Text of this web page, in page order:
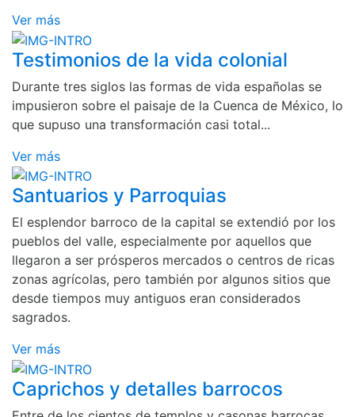
Ver más
Testimonios de la vida colonial
Durante tres siglos las formas de vida españolas se
impusieron sobre el paisaje de la Cuenca de México, lo
que supuso una transformación casi total...
Ver más
Santuarios y Parroquias
El esplendor barroco de la capital se extendió por los
pueblos del valle, especialmente por aquellos que
llegaron a ser prósperos mercados o centros de ricas
zonas agrícolas, pero también por algunos sitios que
desde tiempos muy antiguos eran considerados
sagrados.
Ver más
Caprichos y detalles barrocos